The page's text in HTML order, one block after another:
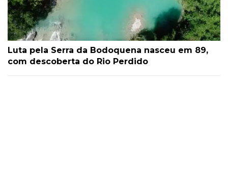
Luta pela Serra da Bodoquena nasceu em 89,
com descoberta do Rio Perdido